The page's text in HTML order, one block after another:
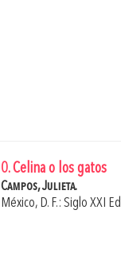
0. Celina o los gatos
Campos, Julieta.
México, D. F.: Siglo XXI